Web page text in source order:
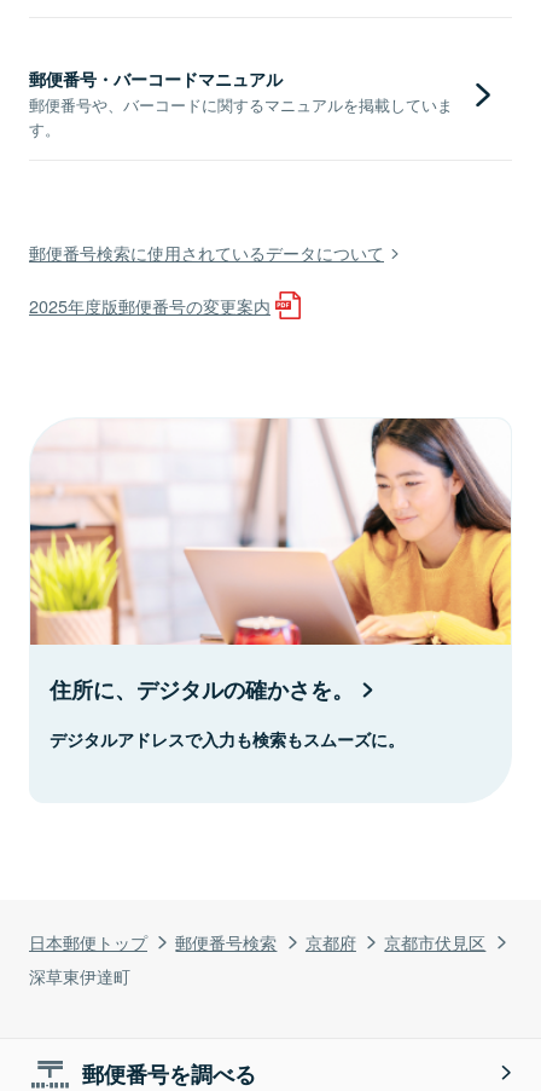
日本郵便トップ 郵便番号検索 京都府
京都市伏見区
深草東伊達町
郵便番号・バーコードマニュアル
郵便番号や、バーコードに関するマニュアルを掲載していま
す。
郵便番号検索に使用されているデータについて
2025年度版郵便番号の変更案内
住所に、デジタルの確かさを。
デジタルアドレスで入力も検索もスムーズに。
郵便番号を調べる